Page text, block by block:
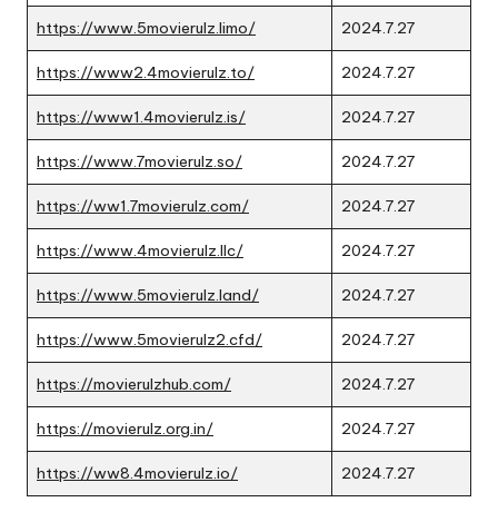
https://www.5movierulz.limo/ 2024.7.27
https://www2.4movierulz.to/ 2024.7.27
https://www1.4movierulz.is/ 2024.7.27
https://www.7movierulz.so/ 2024.7.27
https://ww1.7movierulz.com/ 2024.7.27
https://www.4movierulz.llc/ 2024.7.27
https://www.5movierulz.land/ 2024.7.27
https://www.5movierulz2.cfd/ 2024.7.27
https://movierulzhub.com/ 2024.7.27
https://movierulz.org.in/ 2024.7.27
https://ww8.4movierulz.io/ 2024.7.27